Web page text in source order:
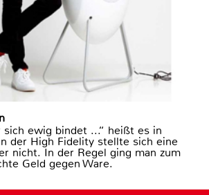
ewig bindet ...“ heißt es in
der High Fidelity stellte sich eine
nicht. In der Regel ging man zum
Geld gegen Ware.